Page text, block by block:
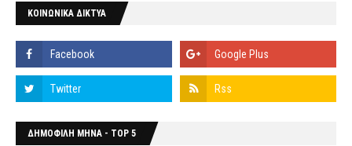
ΚΟΙΝΩΝΙΚΑ ΔΙΚΤΥΑ
ΔΗΜΟΦΙΛΗ ΜΗΝΑ - TOP 5